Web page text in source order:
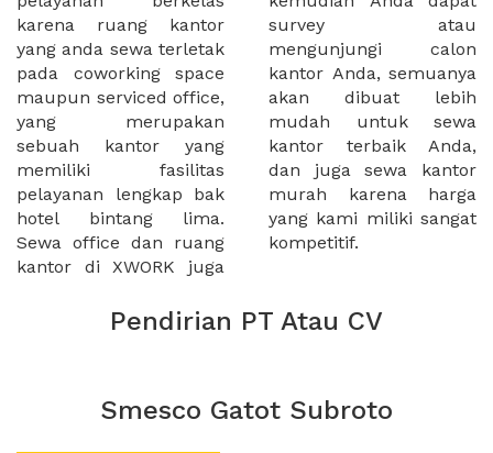
karena ruang kantor
yang anda sewa terletak
pada coworking space
maupun serviced office,
yang merupakan
sebuah kantor yang
memiliki fasilitas
pelayanan lengkap bak
hotel bintang lima.
Sewa office dan ruang
kantor di XWORK juga
survey atau
mengunjungi calon
kantor Anda, semuanya
akan dibuat lebih
mudah untuk sewa
kantor terbaik Anda,
dan juga sewa kantor
murah karena harga
yang kami miliki sangat
kompetitif.
Pendirian PT Atau CV
Smesco Gatot Subroto